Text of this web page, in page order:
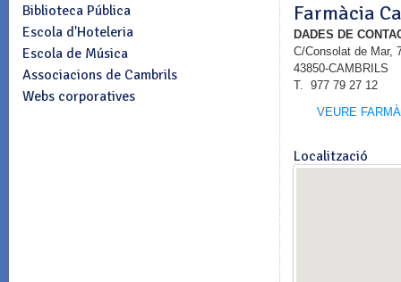
Biblioteca Pública
Escola d'Hoteleria
Escola de Música
Associacions de Cambrils
Webs corporatives
Farmàcia
DADES DE
C/Consolat de Mar,
43850-CAMBRILS
T. 977 79 27 12
VEURE
Localització